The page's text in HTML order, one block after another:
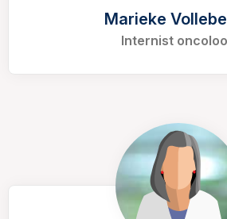
Marieke
Internist